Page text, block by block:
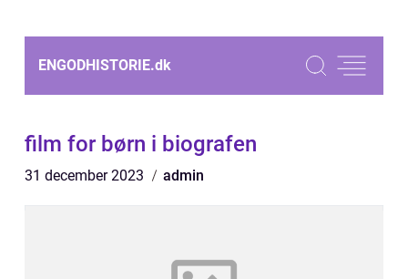
ENGODHISTORIE.dk
film for børn i biografen
31 december 2023 admin